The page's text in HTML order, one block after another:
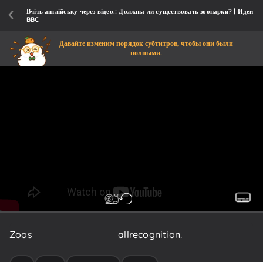
Вчіть англійську через відео.: Должны ли существовать зоопарки? | Идеи
BBC
Давайте изменим порядок субтитров, чтобы они были
полными.
Zoos ofallrecognition.